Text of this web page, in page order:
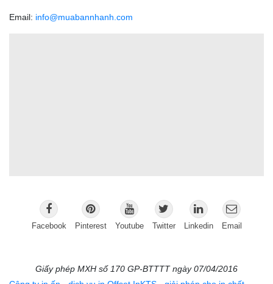
Email: info@muabannhanh.com
Facebook Pinterest Youtube Twitter Linkedin Email
Giấy phép MXH số 170 GP-BTTTT ngày 07/04/2016